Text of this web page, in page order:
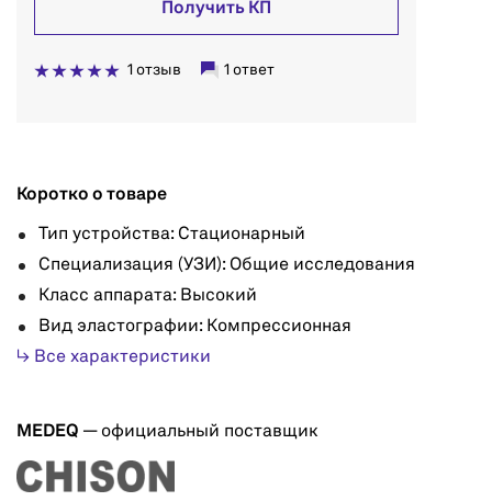
Получить КП
1 отзыв 1 ответ
Коротко о товаре
Тип устройства: Стационарный
Специализация (УЗИ): Общие исследования
Класс аппарата: Высокий
Вид эластографии: Компрессионная
↳ Все характеристики
MEDEQ — официальный поставщик